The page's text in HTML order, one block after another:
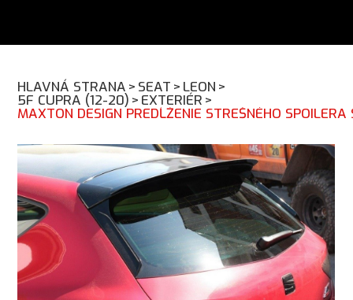
HLAVNÁ STRANA > SEAT > LEON >
5F CUPRA (12-20) > EXTERIÉR >